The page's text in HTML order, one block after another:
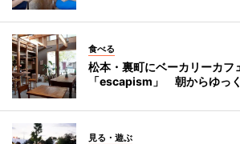
食べる
松本・裏町にベーカリーカフ
「escapism」 朝からゆっ
見る・遊ぶ